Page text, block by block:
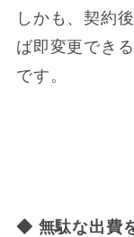
しかも、契約
ば即変更でき
です。
◆ 無駄な出費